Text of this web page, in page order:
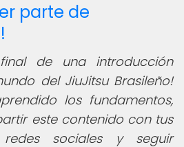
parte de
!
de una introducción
del JiuJitsu Brasileño!
los fundamentos,
este contenido con tus
sociales y seguir